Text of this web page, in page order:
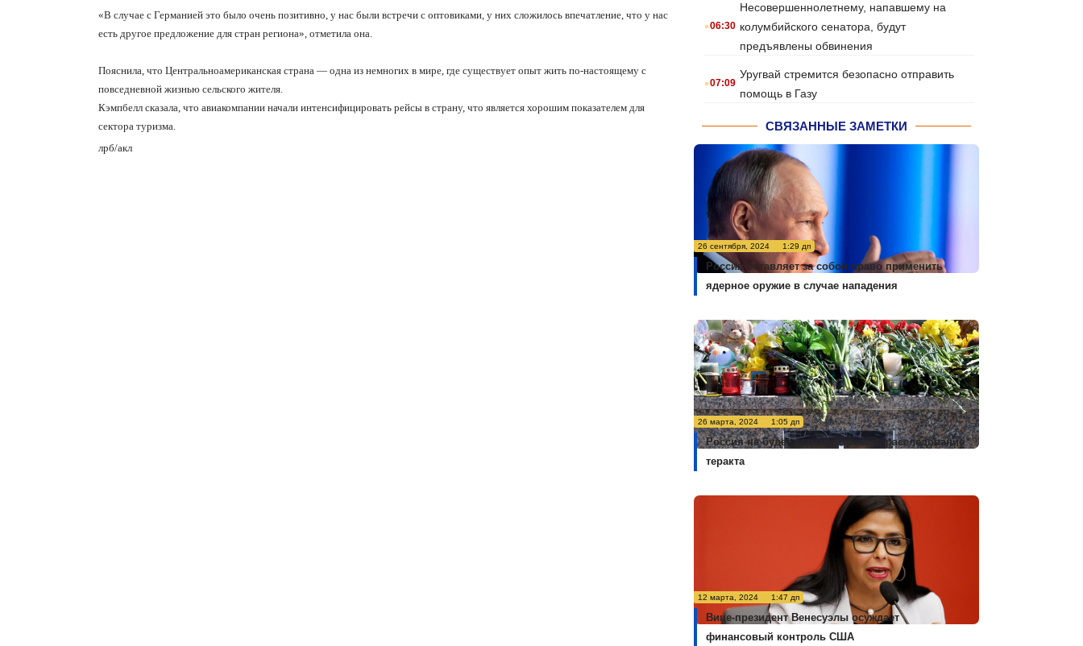
«В случае с Германией это было очень позитивно, у нас были встречи с оптовиками, у них сложилось впечатление, что у нас
есть другое предложение для стран региона», отметила она.
Пояснила, что Центральноамериканская страна — одна из немногих в мире, где существует опыт жить по-настоящему с
повседневной жизнью сельского жителя.
Кэмпбелл сказала, что авиакомпании начали интенсифицировать рейсы в страну, что является хорошим показателем для
сектора туризма.
лрб/акл
.06:30
Несовершеннолетнему, напавшему на
колумбийского сенатора, будут
предъявлены обвинения
.07:09
Уругвай стремится безопасно отправить
помощь в Газу
СВЯЗАННЫЕ ЗАМЕТКИ
26 сентября, 2024 1:29 дп
Россия оставляет за собой право применить
ядерное оружие в случае нападения
26 марта, 2024 1:05 дп
Россия не будет комментировать расследование
теракта
12 марта, 2024 1:47 дп
Вице-президент Венесуэлы осуждает
финансовый контроль США